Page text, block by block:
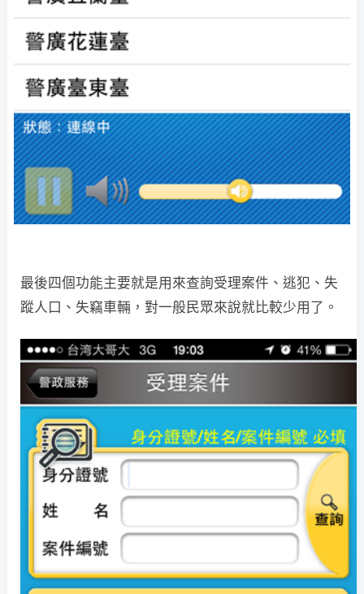
最後四個功能主要就是用來查詢受理案件、逃犯、失
蹤人口、失竊車輛，對一般民眾來說就比較少用了。